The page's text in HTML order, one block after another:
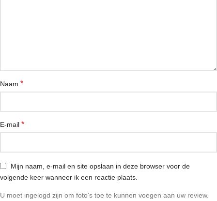
Naam *
E-mail *
Mijn naam, e-mail en site opslaan in deze browser voor de
volgende keer wanneer ik een reactie plaats.
U moet ingelogd zijn om foto's toe te kunnen voegen aan uw review.